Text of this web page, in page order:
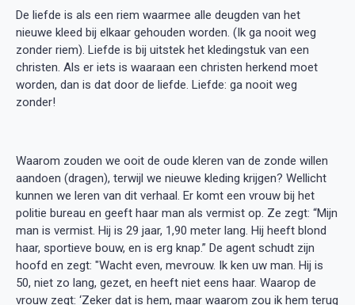
De liefde is als een riem waarmee alle deugden van het
nieuwe kleed bij elkaar gehouden worden. (Ik ga nooit weg
zonder riem). Liefde is bij uitstek het kledingstuk van een
christen. Als er iets is waaraan een christen herkend moet
worden, dan is dat door de liefde. Liefde: ga nooit weg
zonder!
Waarom zouden we ooit de oude kleren van de zonde willen
aandoen (dragen), terwijl we nieuwe kleding krijgen? Wellicht
kunnen we leren van dit verhaal. Er komt een vrouw bij het
politie bureau en geeft haar man als vermist op. Ze zegt: “Mijn
man is vermist. Hij is 29 jaar, 1,90 meter lang. Hij heeft blond
haar, sportieve bouw, en is erg knap.” De agent schudt zijn
hoofd en zegt: "Wacht even, mevrouw. Ik ken uw man. Hij is
50, niet zo lang, gezet, en heeft niet eens haar. Waarop de
vrouw zegt: ‘Zeker dat is hem, maar waarom zou ik hem terug